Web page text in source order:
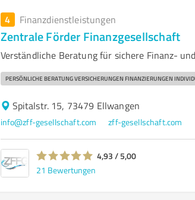
4 Finanzdienstleistungen
Zentrale Förder Finanzgesellschaft
Verständliche Beratung für sichere Finanz-
PERSÖNLICHE BERATUNG VERSICHERUNGEN FINANZIERUNGEN
Spitalstr. 15, 73479 Ellwangen
info@zff-gesellschaft.com zff-gesellschaft.com
4,93 / 5,00
21 Bewertungen